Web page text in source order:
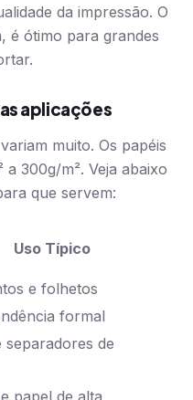
da impressão. O
é ótimo para grandes
aplicações
muito. Os papéis
300g/m². Veja abaixo
que servem:
Uso Típico
e folhetos
formal
separadores de
papel de alta